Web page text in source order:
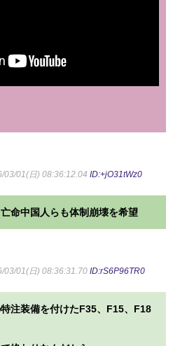
03/01(日) 08:36:12.04 ID:+jO31tWz0
命中国人らも体制崩壊を希望
03/01(日) 08:36:31.70 ID:rS6P96TR0
注装備を付けたF35、F15、F18